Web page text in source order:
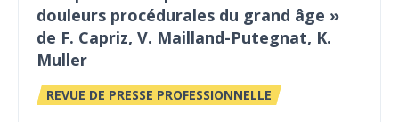
douleurs procédurales du grand âge »
de F. Capriz, V. Mailland-Putegnat, K.
Muller
REVUE DE PRESSE PROFESSIONNELLE